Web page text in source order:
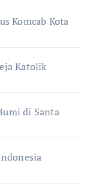
Komcab Kota
Katolik
di Santa